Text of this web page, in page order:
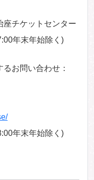
座チケットセンター
年末年始除く)
お問い合わせ：
年末年始除く)